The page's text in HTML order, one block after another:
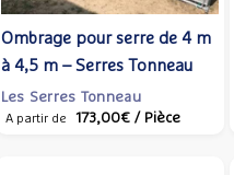
Ombrage pour serre de 4 m
à 4,5 m – Serres Tonneau
Les Serres Tonneau
A partir de 173,00€ / Pièce